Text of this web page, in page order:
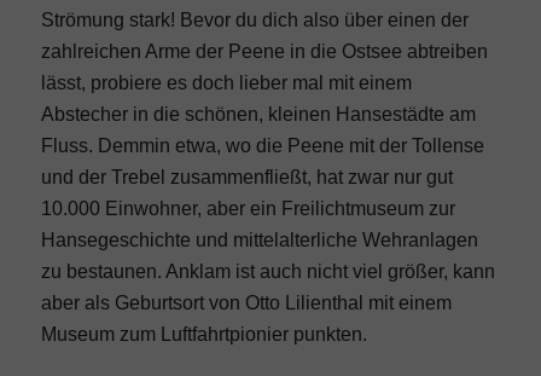
Strömung stark! Bevor du dich also über einen der
zahlreichen Arme der Peene in die Ostsee abtreiben
lässt, probiere es doch lieber mal mit einem
Abstecher in die schönen, kleinen Hansestädte am
Fluss. Demmin etwa, wo die Peene mit der Tollense
und der Trebel zusammenfließt, hat zwar nur gut
10.000 Einwohner, aber ein Freilichtmuseum zur
Hansegeschichte und mittelalterliche Wehranlagen
zu bestaunen. Anklam ist auch nicht viel größer, kann
aber als Geburtsort von Otto Lilienthal mit einem
Museum zum Luftfahrtpionierpunkten.